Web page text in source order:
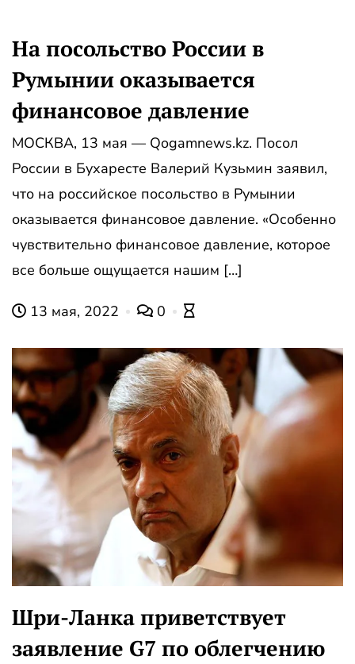
На посольство России в
Румынии оказывается
финансовое давление
МОСКВА, 13 мая — Qogamnews.kz. Посол
России в Бухаресте Валерий Кузьмин заявил,
что на российское посольство в Румынии
оказывается финансовое давление. «Особенно
чувствительно финансовое давление, которое
все больше ощущается нашим […]
13 мая, 2022 0
Шри-Ланка приветствует
заявление G7 по облегчению